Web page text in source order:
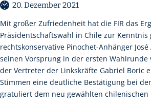
20. Dezember 2021
Mit großer Zufriedenheit hat die FIR das
Präsidentschaftswahl in Chile zur
rechtskonservative Pinochet-Anhänger
seinen Vorsprung in der ersten Wahlrunde
der Vertreter der Linkskräfte Gabriel Boric
Stimmen eine deutliche Bestätigung bei
gratuliert dem neu gewählten chilenischen